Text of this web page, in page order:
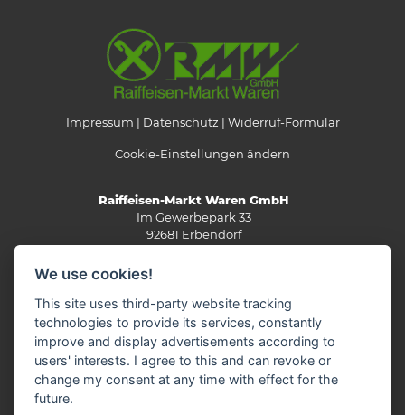
Impressum Datenschutz Widerruf-Formular
Cookie-Einstellungen ändern
Raiffeisen-Markt Waren GmbH
Im Gewerbepark 33
92681 Erbendorf
Telefon: 0 96 82/92 05-0
Fax: 0 96 82/92 05-13
E-Mail:info(at)rmw-steinwald.de
KONTAKTVERZEICHNIS
We use cookies!
This site uses third-party website tracking
technologies to provide its services, constantly
improve and display advertisements according to
users' interests. I agree to this and can revoke or
change my consent at any time with effect for the
future.